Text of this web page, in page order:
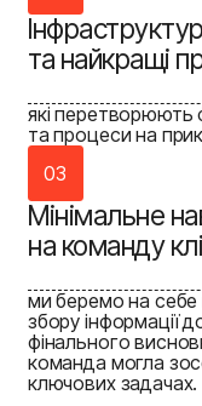
та найкращі
які перетворюють
та процеси на
03
Мінімальне
на команду
ми беремо на себе
збору інформації
фінального
команда могла
ключових задачах.